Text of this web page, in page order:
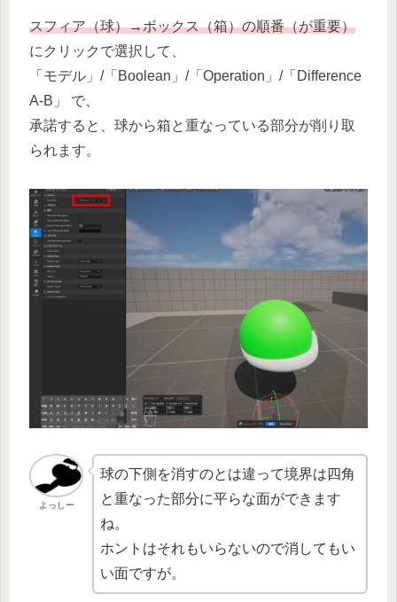
スフィア（球）→ボックス（箱）の順番（が重要）
にクリックで選択して、
「モデル」/「Boolean」/「Operation」/「Difference
A-B」 で、
承諾すると、球から箱と重なっている部分が削り取
られます。
よっしー
球の下側を消すのとは違って境界は四角
と重なった部分に平らな面ができます
ね。
ホントはそれもいらないので消してもい
い面ですが。